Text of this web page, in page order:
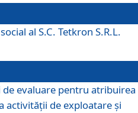
al S.C. Tetkron S.R.L.
evaluare pentru atribuirea
activităţii de exploatare şi